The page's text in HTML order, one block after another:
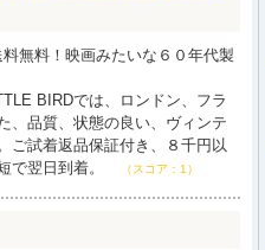
無料！映画みたいな６０年代製
BIRDでは、ロンドン、フラ
、品質、状態の良い、ヴィンテ
ご試着返品保証付き、８千円以
で翌日到着。
（スコア：1）